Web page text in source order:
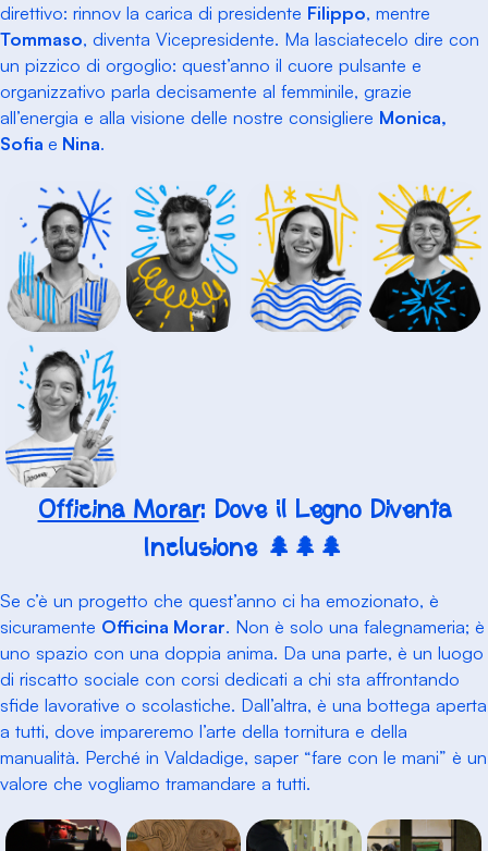
direttivo: rinnov la carica di presidente Filippo, mentre
Tommaso, diventa Vicepresidente. Ma lasciatecelo dire con
un pizzico di orgoglio: quest’anno il cuore pulsante e
organizzativo parla decisamente al femminile, grazie
all’energia e alla visione delle nostre consigliere Monica,
Sofia e Nina.
Officina Morar: Dove il Legno Diventa
Inclusione 🌲🌲🌲
Se c’è un progetto che quest’anno ci ha emozionato, è
sicuramente Officina Morar. Non è solo una falegnameria; è
uno spazio con una doppia anima. Da una parte, è un luogo
di riscatto sociale con corsi dedicati a chi sta affrontando
sfide lavorative o scolastiche. Dall’altra, è una bottega aperta
a tutti, dove impareremo l’arte della tornitura e della
manualità. Perché in Valdadige, saper “fare con le mani” è un
valore che vogliamo tramandare a tutti.